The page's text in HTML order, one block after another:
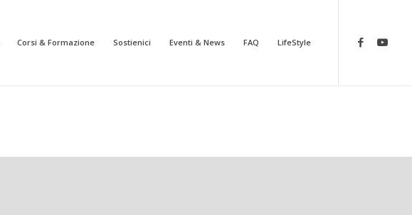
Corsi & Formazione Sostienici Eventi & News FAQ LifeStyle